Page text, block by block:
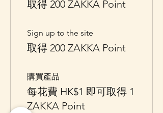
取得 200 ZAKKA Point
Sign up to the site
取得 200 ZAKKA Point
購買產品
每花費 HK$1 即可取得 1
ZAKKA Point